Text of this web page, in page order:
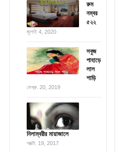
রুম
নম্বর
৫২২
জুলাই 4, 2020
সবুজ
পাহাড়ে
লাল
শাড়ি
ফেব্রু. 20, 2019
নিলাম্বরীর মায়াজালে
অক্টো. 19, 2017